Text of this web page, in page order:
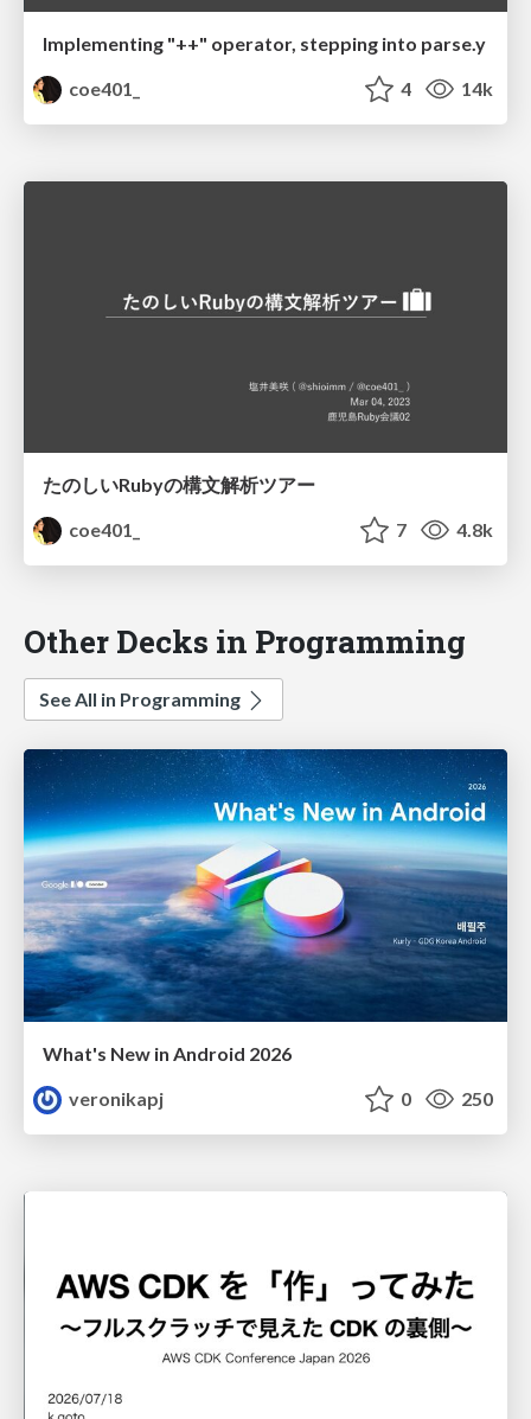
Implementing "++" operator, stepping into parse.y
coe401_
4 14k
たのしいRubyの構文解析ツアー
coe401_
7 4.8k
Other Decks in Programming
See All in Programming
What's New in Android 2026
veronikapj
0 250